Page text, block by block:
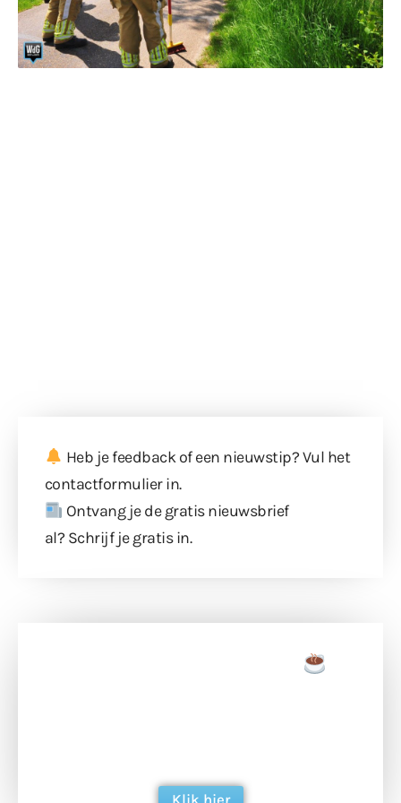
Heb je feedback of een nieuwstip? Vul het
contactformulierin.
Ontvang je de gratis nieuwsbrief
al? Schrijf je gratis in.